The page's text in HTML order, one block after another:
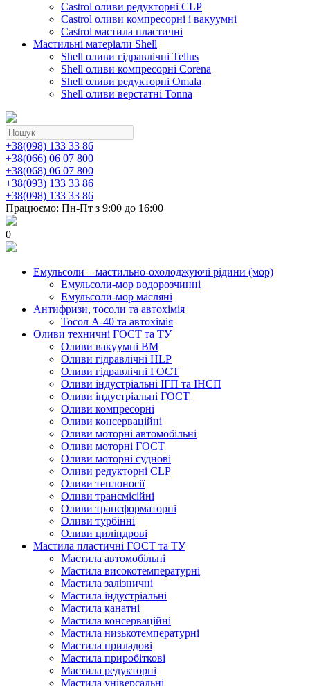
Castrol оливи редукторні CLP
Castrol оливи компресорні і вакуумні
Castrol мастила пластичні
Мастильні матеріали Shell
Shell оливи гідравлічні Tellus
Shell оливи компресорні Corena
Shell оливи редукторні Omala
Shell оливи верстатні Tonna
+38(098) 133 33 86
+38(066) 06 07 800
+38(068) 06 07 800
+38(093) 133 33 86
+38(098) 133 33 86
Працюємо: Пн-Пт з 9:00 до 16:00
0
Емульсоли – мастильно-охолоджуючі рідини (мор)
Емульсоли-мор водорозчинні
Емульсоли-мор масляні
Антифризи, тосоли та автохімія
Тосол А-40 та автохімія
Оливи техничні ГОСТ та ТУ
Оливи вакуумні ВМ
Оливи гідравлічні HLP
Оливи гідравлічні ГОСТ
Оливи індустріальні ІГП та ІНСП
Оливи індустріальні ГОСТ
Оливи компресорні
Оливи консерваційні
Оливи моторні автомобільні
Оливи моторні ГОСТ
Оливи моторні суднові
Оливи редукторні CLP
Оливи теплоносії
Оливи трансмісійні
Оливи трансформаторні
Оливи турбінні
Оливи циліндрові
Мастила пластичні ГОСТ та ТУ
Мастила автомобільні
Мастила високотемпературні
Мастила залізничні
Мастила індустріальні
Мастила канатні
Мастила консерваційні
Мастила низькотемпературні
Мастила приладові
Мастила приробіткові
Мастила редукторні
Мастила універсальні